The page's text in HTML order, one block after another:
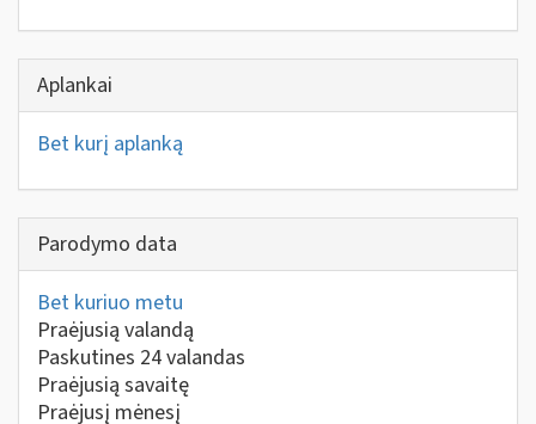
Aplankai
Bet kurį aplanką
Parodymo data
Bet kuriuo metu
Praėjusią valandą
Paskutines 24 valandas
Praėjusią savaitę
Praėjusį mėnesį